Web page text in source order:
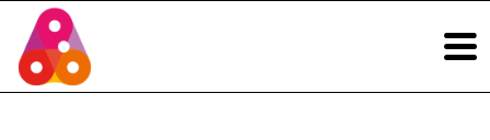
Vai al contenuto
Navigazione principale
Navigazione principale